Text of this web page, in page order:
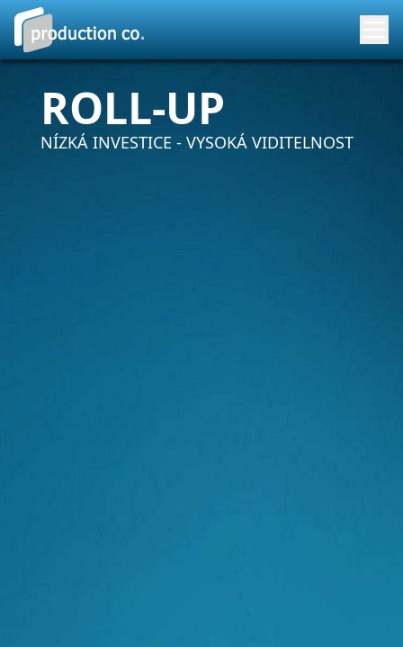
ROLL-UP
NÍZKÁ INVESTICE - VYSOKÁ VIDITELNOST